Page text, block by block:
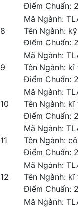
Điểm Chuẩn:
8
Mã Ngành:
Tên Ngành:
Điểm Chuẩn:
9
Mã Ngành:
Tên Ngành:
Điểm Chuẩn:
10
Mã Ngành:
Tên Ngành:
Điểm Chuẩn:
11
Mã Ngành:
Tên Ngành:
Điểm Chuẩn:
12
Mã Ngành:
Tên Ngành:
Điểm Chuẩn:
Mã Ngành: